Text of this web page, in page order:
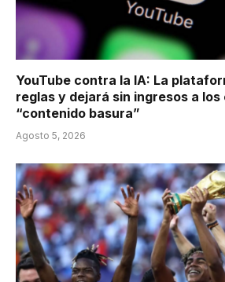
YouTube contra la IA: La
reglas y dejará sin ingresos a
“contenido basura”
Agosto 5, 2026